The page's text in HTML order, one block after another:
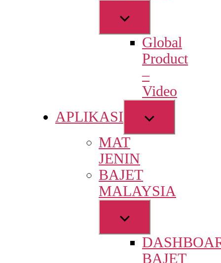
Show
sub
menuGlobal
Product
–
Video
APLIKASI
Show
sub
MAT
JENIN
BAJET
MALAYSIA
Show
sub
menu
BAJET